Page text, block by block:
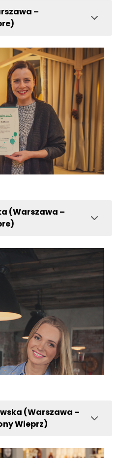
–
(Warszawa –
(Warszawa –
Wieprz)